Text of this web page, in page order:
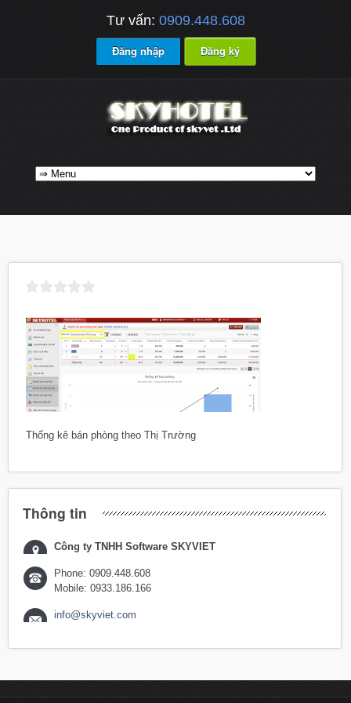
Tư vấn: 0909.448.608
Đăng nhập Đăng ký
Thống kê bán phòng theo Thị Trường
Thông tin
Công ty TNHH Software SKYVIET
Phone: 0909.448.608
Mobile: 0933.186.166
info@skyviet.com